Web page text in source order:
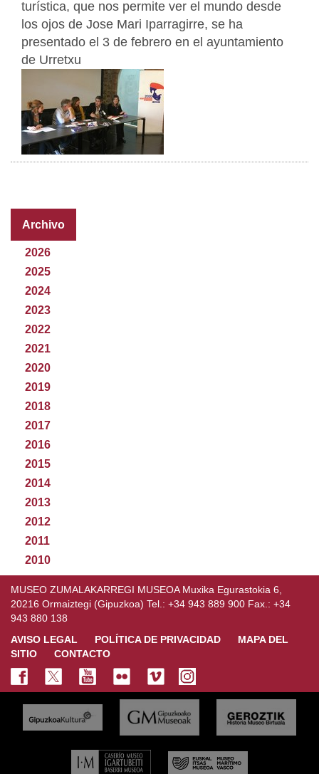
turística, que nos permite ver el mundo desde
los ojos de Jose Mari Iparragirre, se ha
presentado el 3 de febrero en el ayuntamiento
de Urretxu
Archivo
2026
2025
2024
2023
2022
2021
2020
2019
2018
2017
2016
2015
2014
2013
2012
2011
2010
MUSEO ZUMALAKARREGI MUSEOA Muxika Egurastokia 6,
20216 Ormaiztegi (Gipuzkoa) Tel.: +34 943 889 900 Fax.: +34
943 880 138
AVISO LEGAL
POLÍTICA DE PRIVACIDAD
MAPA DEL
SITIO
CONTACTO